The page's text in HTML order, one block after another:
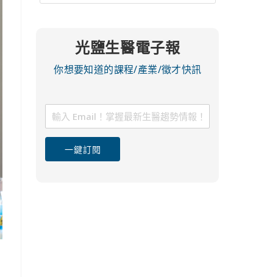
光鹽生醫電子報
你想要知道的課程/產業/徵才快訊
一鍵訂閱